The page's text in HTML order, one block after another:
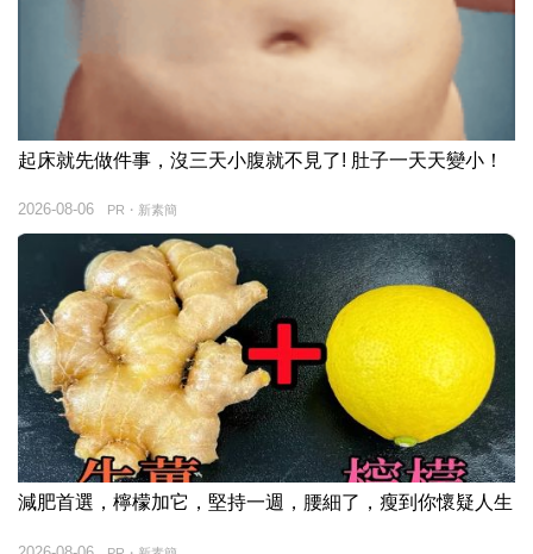
起床就先做件事，沒三天小腹就不見了! 肚子一天天變小！
PR・新素簡
2026-08-06
減肥首選，檸檬加它，堅持一週，腰細了，瘦到你懷疑人生